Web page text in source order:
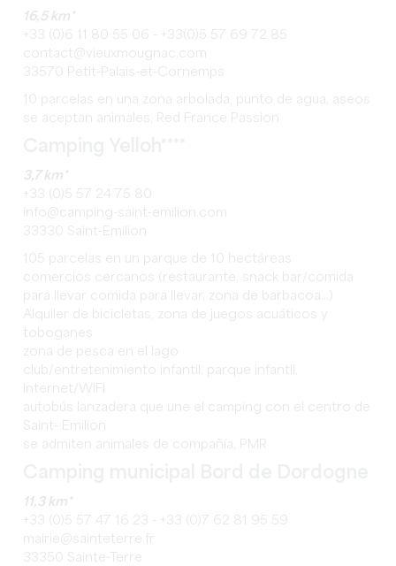
16,5 km*
+33 (0)6 11 80 55 06 - +33(0)5 57 69 72 85
contact@vieuxmougnac.com
33570 Petit-Palais-et-Cornemps
10 parcelas en una zona arbolada, punto de agua, aseos
se aceptan animales, Red France Passion
3,7 km*
+33 (0)5 57 24 75 80
info@camping-saint-emilion.com
33330 Saint-Emilion
105 parcelas en un parque de 10 hectáreas
comercios cercanos (restaurante, snack bar/comida
para llevar comida para llevar, zona de barbacoa...)
Alquiler de bicicletas, zona de juegos acuáticos y
toboganes
zona de pesca en el lago
club/entretenimiento infantil, parque infantil,
Internet/WIFI
autobús lanzadera que une el camping con el centro de
Saint- Emilion
se admiten animales de compañía, PMR
11,3 km*
+33 (0)5 57 47 16 23 - +33 (0)7 62 81 95 59
mairie@sainteterre.fr
33350 Sainte-Terre